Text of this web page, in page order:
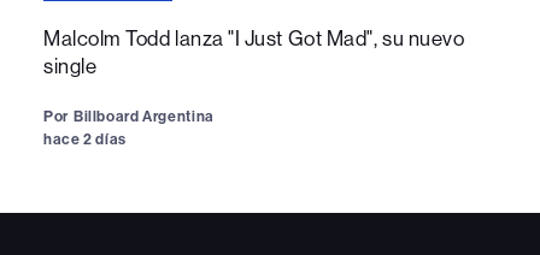
Malcolm Todd lanza "I Just Got Mad", su nuevo
single
Por Billboard Argentina
hace 2 días